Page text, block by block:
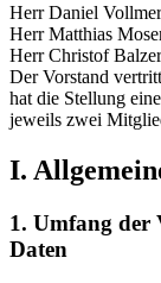
Herr Daniel
Herr Matthias
Herr Christof Balzer
Der Vorstand
hat die Stellung
jeweils zwei
I.
1. Umfang der
Daten